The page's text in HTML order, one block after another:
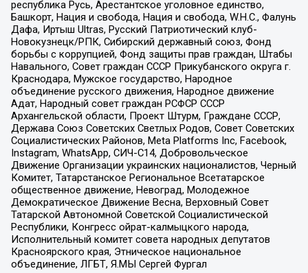
республика Русь, Арестантское уголовное единство,
Башкорт, Нация и свобода, Нация и свобода, W.H.С., Фалунь
Дафа, Иртыш Ultras, Русский Патриотический клуб-
Новокузнецк/РПК, Сибирский державный союз, Фонд
борьбы с коррупцией, Фонд защиты прав граждан, Штабы
Навального, Совет граждан СССР Прикубанского округа г.
Краснодара, Мужское государство, Народное
объединение русского движения, Народное движение
Адат, Народный совет граждан РСФСР СССР
Архангельской области, Проект Штурм, Граждане СССР,
Держава Союз Советских Светлых Родов, Совет Советских
Социалистических Районов, Meta Platforms Inc, Facebook,
Instagram, WhatsApp, СИЧ-С14, Добровольческое
Движение Организации украинских националистов, Черный
Комитет, Татарстанское Региональное Всетатарское
общественное движение, Невоград, Молодежное
Демократическое Движение Весна, Верховный Совет
Татарской Автономной Советской Социалистической
Республики, Конгресс ойрат-калмыцкого народа,
Исполнительный комитет совета народных депутатов
Красноярского края, Этническое национальное
объединение, ЛГБТ, Я.МЫ Сергей Фургал